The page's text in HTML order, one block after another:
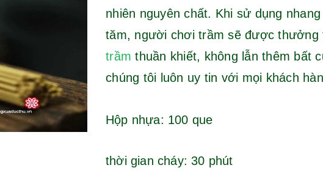
nhiên nguyên chất. Khi sử dụng
tăm, người chơi trầm sẽ được thưởng
trầm thuần khiết, không lẫn thêm bất
chúng tôi luôn uy tin với mọi khách
Hộp nhựa: 100 que
thời gian cháy: 30 phút